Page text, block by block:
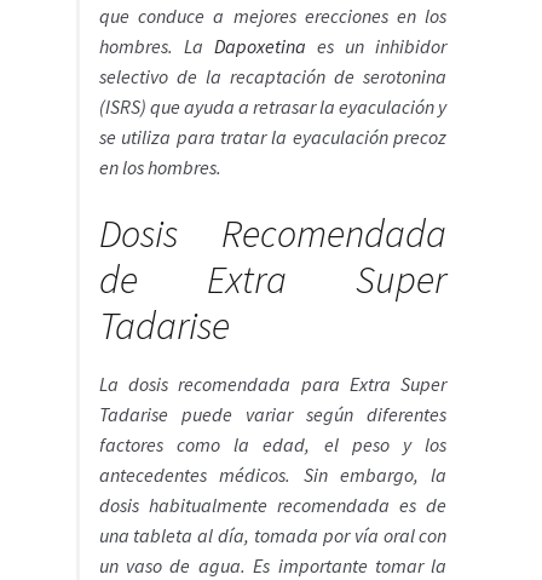
que conduce a mejores erecciones en los
hombres. La Dapoxetina es un inhibidor
selectivo de la recaptación de serotonina
(ISRS) que ayuda a retrasar la eyaculación y
se utiliza para tratar la eyaculación precoz
en los hombres.
Dosis Recomendada
de Extra Super
Tadarise
La dosis recomendada para Extra Super
Tadarise puede variar según diferentes
factores como la edad, el peso y los
antecedentes médicos. Sin embargo, la
dosis habitualmente recomendada es de
una tableta al día, tomada por vía oral con
un vaso de agua. Es importante tomar la